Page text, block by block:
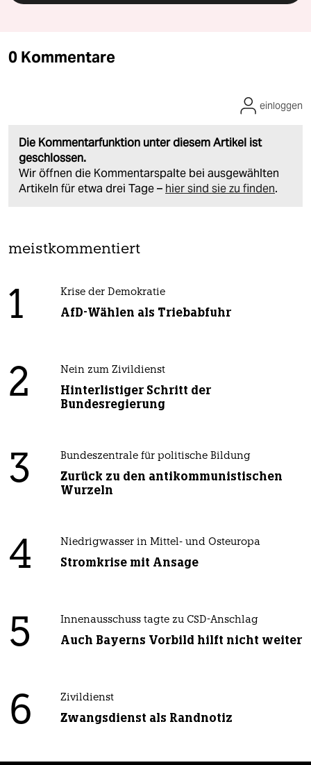
0 Kommentare
Die Kommentarfunktion unter diesem Artikel ist
geschlossen.
Wir öffnen die Kommentarspalte bei ausgewählten
Artikeln für etwa drei Tage – hier sind sie zu finden.
einloggen
meistkommentiert
1 Krise der Demokratie
AfD-Wählen als Triebabfuhr
2 Nein zum Zivildienst
Hinterlistiger Schritt der
Bundesregierung
3 Bundeszentrale für politische Bildung
Zurück zu den antikommunistischen
Wurzeln
4 Niedrigwasser in Mittel- und Osteuropa
Stromkrise mit Ansage
5 Innenausschuss tagte zu CSD-Anschlag
Auch Bayerns Vorbild hilft nicht weiter
6 Zivildienst
Zwangsdienst als Randnotiz